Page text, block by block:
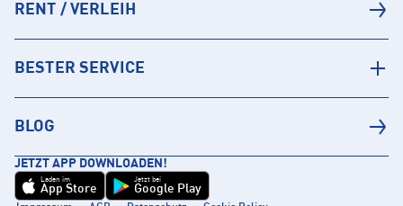
RENT / VERLEIH
BESTER SERVICE
BLOG
JETZT APP DOWNLOADEN!
Laden im
App Store
Jetzt bei
Google Play